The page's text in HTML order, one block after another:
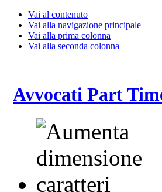
Vai al contenuto
Vai alla navigazione principale
Vai alla prima colonna
Vai alla seconda colonna
Avvocati Part